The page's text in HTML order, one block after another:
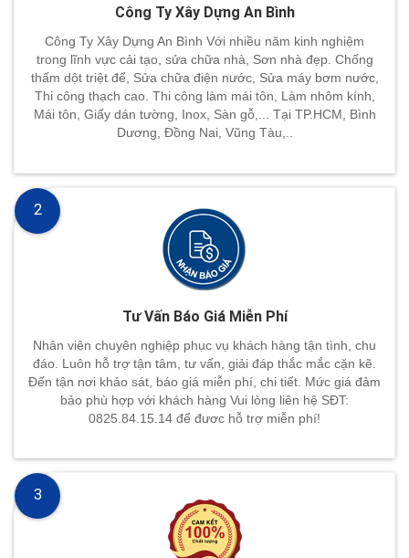
Công Ty Xây Dựng An Bình
Công Ty Xây Dựng An Bình Với nhiều năm kinh nghiệm
trong lĩnh vực cải tạo, sửa chữa nhà, Sơn nhà đẹp. Chống
thấm dột triệt để, Sửa chữa điện nước, Sửa máy bơm nước,
Thi công thạch cao. Thi công làm mái tôn, Làm nhôm kính,
Mái tôn, Giấy dán tường, Inox, Sàn gỗ,... Tại TP.HCM, Bình
Dương, Đồng Nai, Vũng Tàu,..
Tư Vấn Báo Giá Miễn Phí
Nhân viên chuyên nghiệp phục vụ khách hàng tận tình, chu
đáo. Luôn hỗ trợ tận tâm, tư vấn, giải đáp thắc mắc cặn kẽ.
Đến tận nơi khảo sát, báo giá miễn phí, chi tiết. Mức giá đảm
bảo phù hợp với khách hàng Vui lòng liên hệ SĐT:
0825.84.15.14 để đươc hỗ trợ miễn phí!
2
3